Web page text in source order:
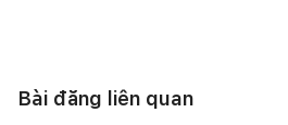
Bài đăng liên quan